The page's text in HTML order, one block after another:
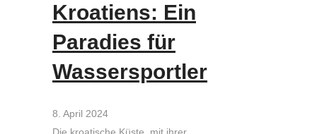
Kroatiens: Ein
Paradies für
Wassersportler
8. April 2024